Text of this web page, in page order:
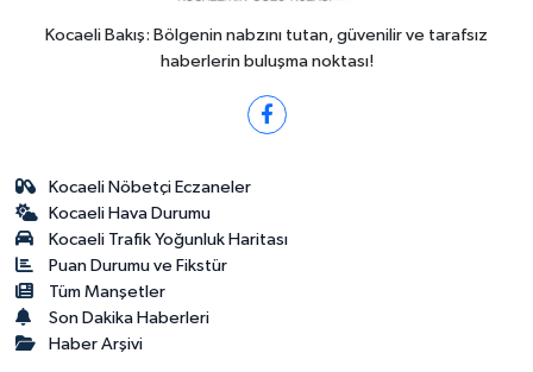
Kocaeli Bakış: Bölgenin nabzını tutan, güvenilir ve tarafsız
haberlerin buluşma noktası!
Kocaeli Nöbetçi Eczaneler
Kocaeli Hava Durumu
Kocaeli Trafik Yoğunluk Haritası
Puan Durumu ve Fikstür
Tüm Manşetler
Son Dakika Haberleri
Haber Arşivi